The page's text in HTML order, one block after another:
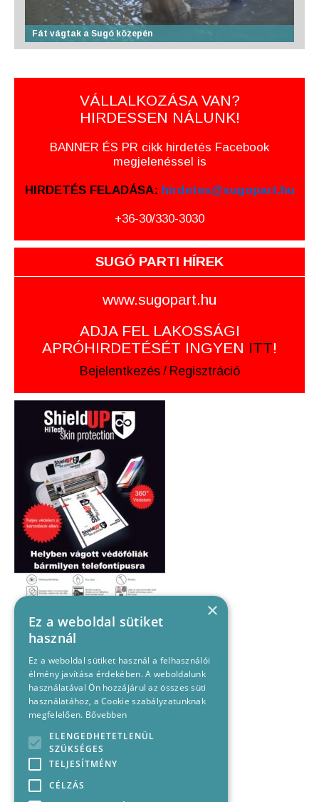
Fát vágtak a Sugó közepén
VÁLLALKOZÁSA VAN?
HIRDESSEN NÁLUNK!
BANNER ÉS PR cikk hirdetés Facebook
megjelenéssel is
HIRDETÉS FELADÁSA: hirdetes@sugopart.hu
+36-30/330-3030
SUGÓ PARTI HÍREK
www.sugopart.hu
ADJA FEL LAKOSSÁGI
APRÓHIRDETÉSÉT INGYEN ITT!
Bejelentkezés / Regisztráció
×
Ez a weboldal sütiket
használ
Ez a weboldal sütiket használ a felhasználói
élmény javítása érdekében. A weboldalunk
használatával Ön hozzájárul az összes süti
használatához, a Cookie szabályzatunknak
megfelelően. Bővebben
ELENGEDHETETLENÜL
SZÜKSÉGES
TELJESÍTMÉNY
CÉLZÁS